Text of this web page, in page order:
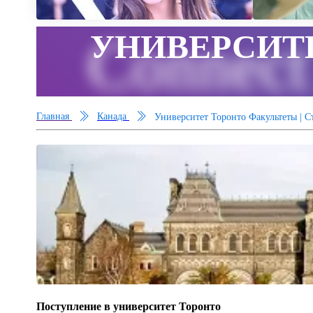
Главная Канада Университет Торонто Факультеты |
Поступление в университет Торонто